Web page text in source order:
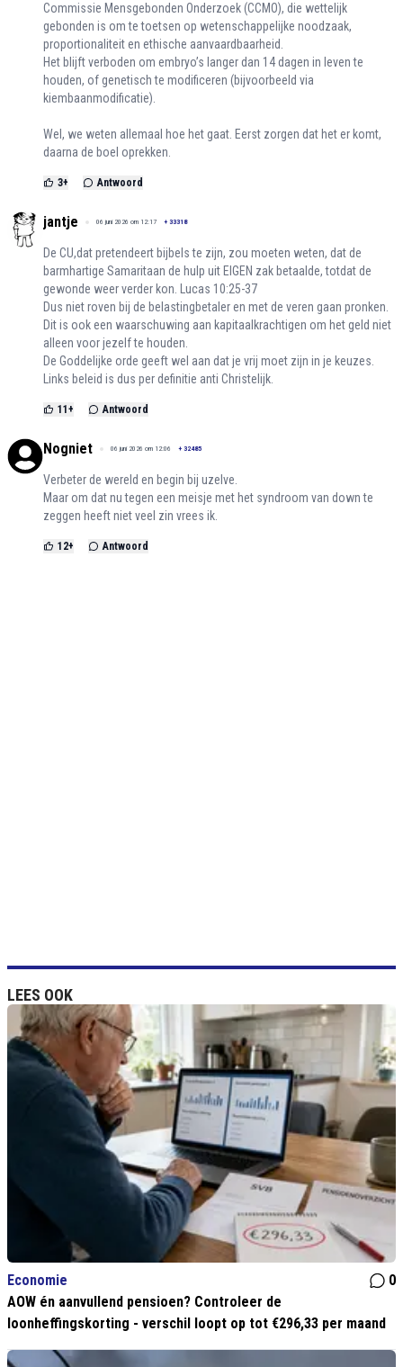
Commissie Mensgebonden Onderzoek (CCMO), die wettelijk
gebonden is om te toetsen op wetenschappelijke noodzaak,
proportionaliteit en ethische aanvaardbaarheid.
Het blijft verboden om embryo’s langer dan 14 dagen in leven te
houden, of genetisch te modificeren (bijvoorbeeld via
kiembaanmodificatie).
Wel, we weten allemaal hoe het gaat. Eerst zorgen dat het er komt,
daarna de boel oprekken.
3+ Antwoord
jantje 06 juni 2026 om 12:17 + 33318
De CU,dat pretendeert bijbels te zijn, zou moeten weten, dat de
barmhartige Samaritaan de hulp uit EIGEN zak betaalde, totdat de
gewonde weer verder kon. Lucas 10:25-37
Dus niet roven bij de belastingbetaler en met de veren gaan pronken.
Dit is ook een waarschuwing aan kapitaalkrachtigen om het geld niet
alleen voor jezelf te houden.
De Goddelijke orde geeft wel aan dat je vrij moet zijn in je keuzes.
Links beleid is dus per definitie anti Christelijk.
11 + Antwoord
Nogniet 06 juni 2026 om 12:06 + 32485
Verbeter de wereld en begin bij uzelve.
Maar om dat nu tegen een meisje met het syndroom van down te
zeggen heeft niet veel zin vrees ik.
12+ Antwoord
LEES OOK
Economie
0
AOW én aanvullend pensioen? Controleer de
loonheffingskorting - verschil loopt op tot €296,33 per maand